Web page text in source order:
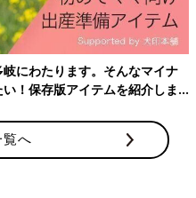
ィメンズパーク」に、ときど
れてよかった元カレ」トピッ
なかな元カレが登場します。
に恐ろしい。
にわたります。そんなマイナ
！保存版アイテムを紹介しま
へ